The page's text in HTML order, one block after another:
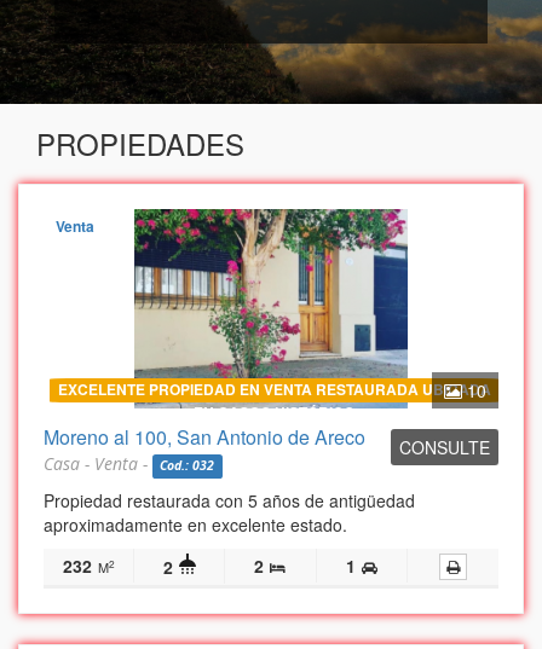
PROPIEDADES
10
Venta
EXCELENTE PROPIEDAD EN VENTA RESTAURADA UBICADA
EN CASCO HISTÓRICO
CONSULTE
Moreno al 100, San Antonio de Areco
Casa - Venta - Cod.: 032
Propiedad restaurada con 5 años de antigüedad
aproximadamente en excelente estado.
232 M2 2 2 1